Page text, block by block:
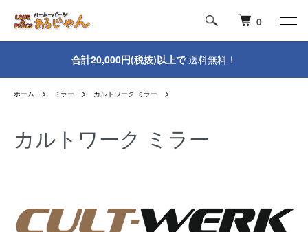
0
合計20,000円(税抜)以上で送料無料！
ホーム ミラー カルトワーク ミラー
カルトワーク ミラー